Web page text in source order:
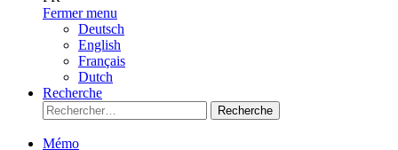
Fermer menu
Deutsch
English
Français
Dutch
Recherche
Recherche
Mémo